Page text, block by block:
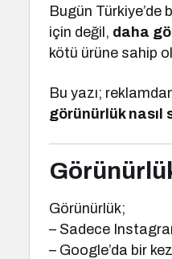
Bugün Türkiye’de
için değil, daha
kötü ürüne sahip
Bu yazı;
görünürlük nasıl
Görünürlük;
– Sadece
– Google’da bir